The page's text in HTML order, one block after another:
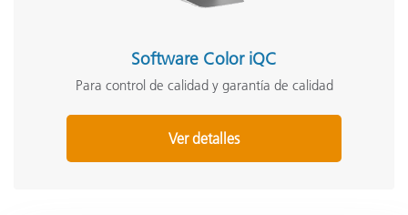
Software Color iQC
Para control de calidad y garantía de calidad
Ver detalles